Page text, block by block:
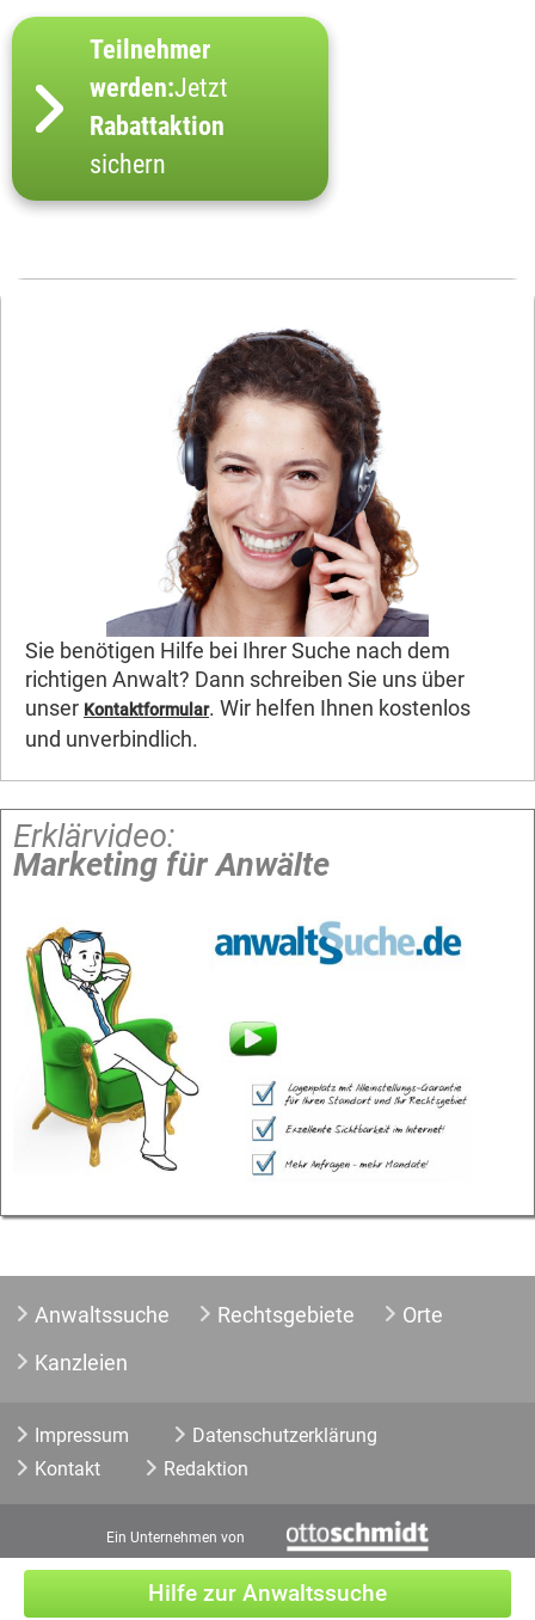
Hilfe zur Anwaltssuche
Teilnehmer
werden:Jetzt
Rabattaktion
sichern
Sie benötigen Hilfe bei Ihrer Suche nach dem
richtigen Anwalt? Dann schreiben Sie uns über
unser Kontaktformular. Wir helfen Ihnen kostenlos
und unverbindlich.
Erklärvideo:
Marketing für Anwälte
Anwaltssuche Rechtsgebiete
Orte
Kanzleien
Impressum
Datenschutzerklärung
Kontakt
Redaktion
Ein Unternehmen von